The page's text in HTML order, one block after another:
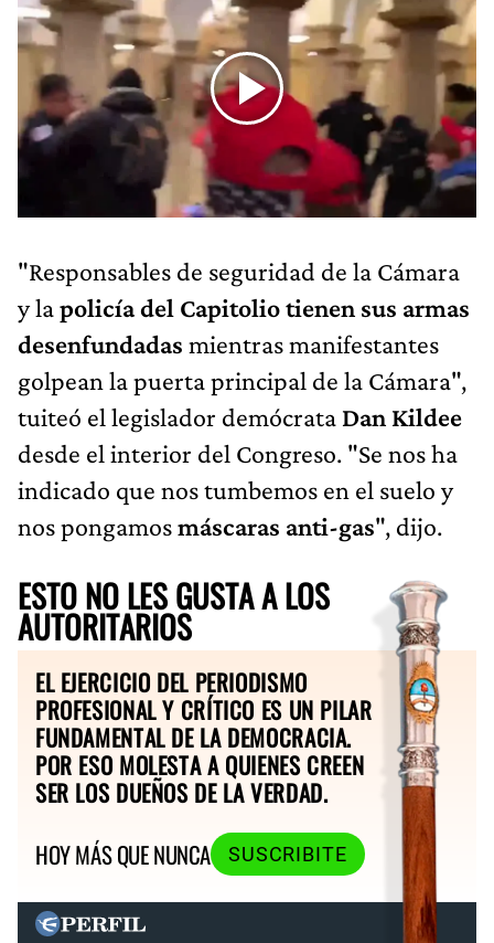
"Responsables de seguridad de la Cámara
y lapolicía del Capitolio tienen sus armas
desenfundadas mientras manifestantes
golpean la puerta principal de la Cámara",
tuiteó el legislador demócrata Dan Kildee
desde el interior del Congreso. "Se nos ha
indicado que nos tumbemos en el suelo y
nos pongamosmáscaras anti-gas", dijo.
ESTO NO LES GUSTA A LOS
AUTORITARIOS
EL EJERCICIO DEL PERIODISMO
PROFESIONAL Y CRÍTICO ES UN PILAR
FUNDAMENTAL DE LA DEMOCRACIA.
POR ESO MOLESTA A QUIENES CREEN
SER LOS DUEÑOS DE LA VERDAD.
HOY MÁS QUE NUNCA
SUSCRIBITE